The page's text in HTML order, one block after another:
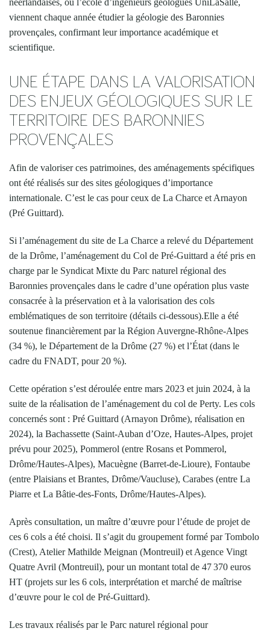
viennent chaque année étudier la géologie des Baronnies
provençales, confirmant leur importance académique et
scientifique.
UNE ÉTAPE DANS LA VALORISATION
DES ENJEUX GÉOLOGIQUES SUR LE
TERRITOIRE DES BARONNIES
PROVENÇALES
Afin de valoriser ces patrimoines, des aménagements spécifiques
ont été réalisés sur des sites géologiques d’importance
internationale. C’est le cas pour ceux de La Charce et Arnayon
(Pré Guittard).
Si l’aménagement du site de La Charce a relevé du Département
de la Drôme, l’aménagement du Col de Pré-Guittard a été pris en
charge par le Syndicat Mixte du Parc naturel régional des
Baronnies provençales dans le cadre d’une opération plus vaste
consacrée à la préservation et à la valorisation des cols
emblématiques de son territoire (détails ci-dessous).Elle a été
soutenue financièrement par la Région Auvergne-Rhône-Alpes
(34 %), le Département de la Drôme (27 %) et l’État (dans le
cadre du FNADT, pour 20 %).
Cette opération s’est déroulée entre mars 2023 et juin 2024, à la
suite de la réalisation de l’aménagement du col de Perty. Les cols
concernés sont : Pré Guittard (Arnayon Drôme), réalisation en
2024), la Bachassette (Saint-Auban d’Oze, Hautes-Alpes, projet
prévu pour 2025), Pommerol (entre Rosans et Pommerol,
Drôme/Hautes-Alpes), Macuègne (Barret-de-Lioure), Fontaube
(entre Plaisians et Brantes, Drôme/Vaucluse), Carabes (entre La
Piarre et La Bâtie-des-Fonts, Drôme/Hautes-Alpes).
Après consultation, un maître d’œuvre pour l’étude de projet de
ces 6 cols a été choisi. Il s’agit du groupement formé par Tombolo
(Crest), Atelier Mathilde Meignan (Montreuil) et Agence Vingt
Quatre Avril (Montreuil), pour un montant total de 47 370 euros
HT (projets sur les 6 cols, interprétation et marché de maîtrise
d’œuvre pour le col de Pré-Guittard).
Les travaux réalisés par le Parc naturel régional pour